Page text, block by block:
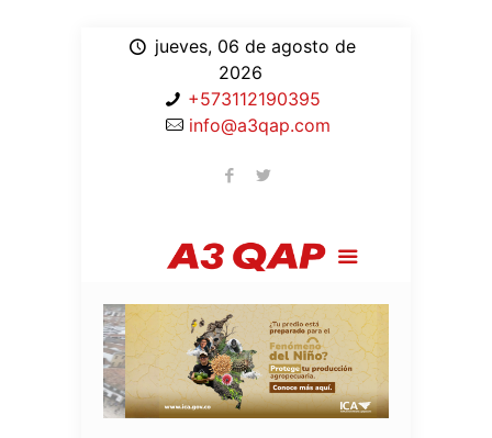
jueves, 06 de agosto de
2026
+573112190395
info@a3qap.com